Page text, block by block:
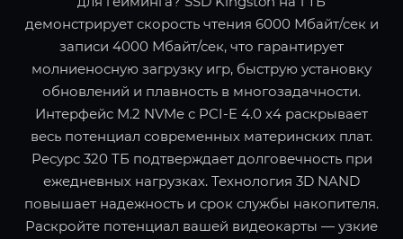
демонстрирует скорость чтения 6000 Мбайт/сек и
записи 4000 Мбайт/сек, что гарантирует
молниеносную загрузку игр, быструю установку
обновлений и плавность в многозадачности.
Интерфейс M.2 NVMe с PCI-E 4.0 x4 раскрывает
весь потенциал современных материнских плат.
Ресурс 320 ТБ подтверждает долговечность при
ежедневных нагрузках. Технология 3D NAND
повышает надежность и срок службы накопителя.
Раскройте потенциал вашей видеокарты — узкие